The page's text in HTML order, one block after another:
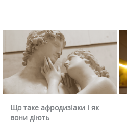
Що таке афродизіаки і як
вони діють